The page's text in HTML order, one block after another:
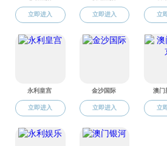
公交路线
地址：中国苏州东环路50号
电话：0512-67162489